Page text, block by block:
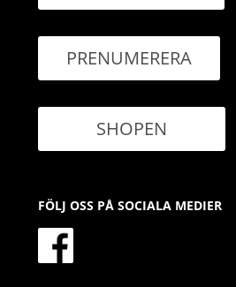
PRENUMERERA
SHOPEN
FÖLJ OSS PÅ SOCIALA MEDIER